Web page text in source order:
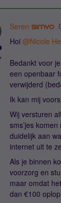
Seren
Hoi @Nicole
Bedankt voor
een openbaar
verwijderd
Ik kan mij
Wij versturen
sms’jes
duidelijk aan
internet uit te
Als je binnen
voorzorg en
maar omdat
dan €100